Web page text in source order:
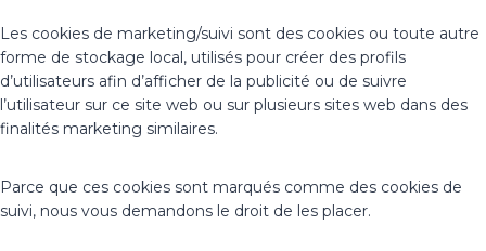
Les cookies de marketing/suivi sont des cookies ou toute autre
forme de stockage local, utilisés pour créer des profils
d’utilisateurs afin d’afficher de la publicité ou de suivre
l’utilisateur sur ce site web ou sur plusieurs sites web dans des
finalités marketing similaires.
Parce que ces cookies sont marqués comme des cookies de
suivi, nous vous demandons le droit de les placer.